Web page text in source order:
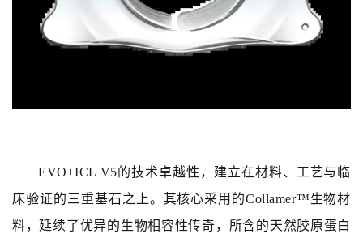
EVO+ICL V5的技术卓越性，建立在材料、工艺与临
床验证的三重基石之上。其核心采用的Collamer™生物材
料，延续了优异的生物相容性传奇，所含的天然胶原蛋白